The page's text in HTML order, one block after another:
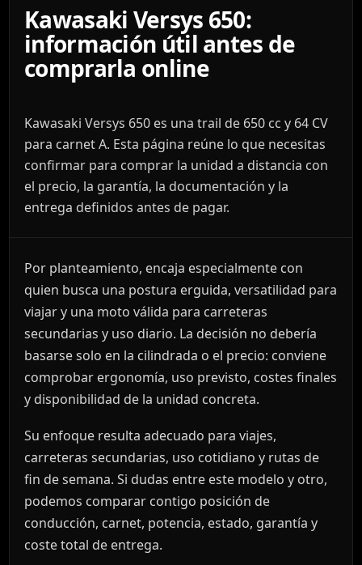
Kawasaki Versys 650:
información útil antes de
comprarla online
Kawasaki Versys 650 es una trail de 650 cc y 64 CV
para carnet A. Esta página reúne lo que necesitas
confirmar para comprar la unidad a distancia con
el precio, la garantía, la documentación y la
entrega definidos antes de pagar.
Por planteamiento, encaja especialmente con
quien busca una postura erguida, versatilidad para
viajar y una moto válida para carreteras
secundarias y uso diario. La decisión no debería
basarse solo en la cilindrada o el precio: conviene
comprobar ergonomía, uso previsto, costes finales
y disponibilidad de la unidad concreta.
Su enfoque resulta adecuado para viajes,
carreteras secundarias, uso cotidiano y rutas de
fin de semana. Si dudas entre este modelo y otro,
podemos comparar contigo posición de
conducción, carnet, potencia, estado, garantía y
coste total de entrega.